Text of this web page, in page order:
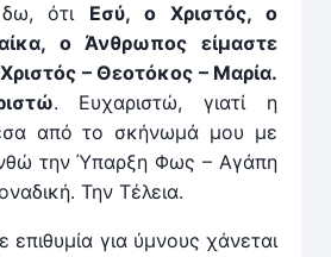
ότι Εσύ, ο Χριστός, ο
ο Άνθρωπος είμαστε
– Θεοτόκος – Μαρία.
. Ευχαριστώ, γιατί η
από το σκήνωμά μου με
την Ύπαρξη Φως – Αγάπη
Την Τέλεια.
για ύμνους χάνεται